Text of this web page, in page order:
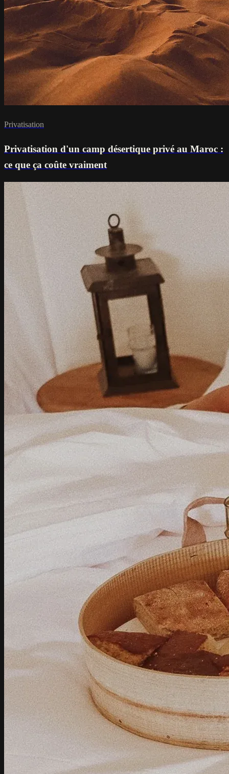
Privatisation
Privatisation d'un camp désertique privé au Maroc :
ce que ça coûte vraiment